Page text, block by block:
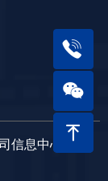
息中心
ꁸ